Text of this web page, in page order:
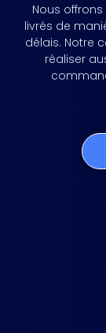
Nous
livrés de
délais. Notre
réaliser